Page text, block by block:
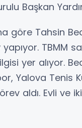
Başkan
göre Tahsin
TBMM
yer alıyor.
Yalova Tenis
aldı. Evli ve